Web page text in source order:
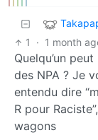
1 · 1 month
Quelqu’un
des NPA ? Je
entendu dire
R pour
wagons